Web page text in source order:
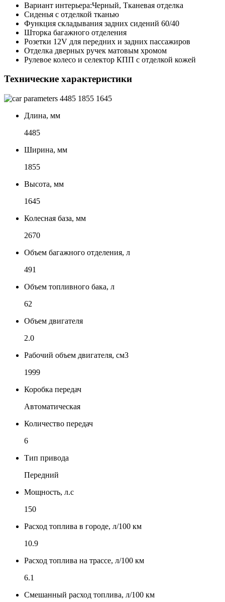
Вариант интерьера:Черный, Тканевая отделка
Сиденья с отделкой тканью
Функция складывания задних сидений 60/40
Шторка багажного отделения
Розетки 12V для передних и задних пассажиров
Отделка дверных ручек матовым хромом
Рулевое колесо и селектор КПП с отделкой кожей
Технические характеристики
4485 1855 1645
Длина, мм
4485
Ширина, мм
1855
Высота, мм
1645
Колесная база, мм
2670
Объем багажного отделения, л
491
Объем топливного бака, л
62
Объем двигателя
2.0
Рабочий объем двигателя, см3
1999
Коробка передач
Автоматическая
Количество передач
6
Тип привода
Передний
Мощность, л.с
150
Расход топлива в городе, л/100 км
10.9
Расход топлива на трассе, л/100 км
6.1
Смешанный расход топлива, л/100 км